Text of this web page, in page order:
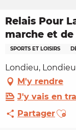
Relais Pour
marche et de
SPORTS ET LOISIRS
Londieu,
M'y rendre
J'y vais en
Partager